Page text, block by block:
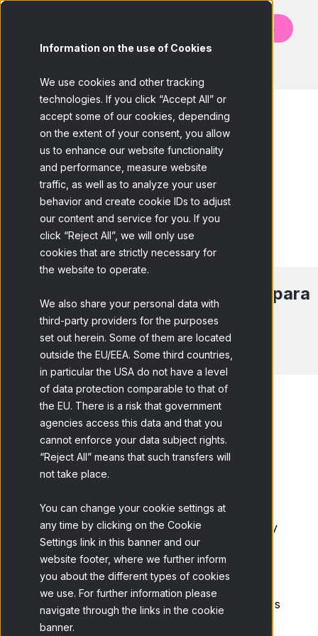
Information on the use of Cookies
We use cookies and other tracking
technologies. If you click “Accept All” or
accept some of our cookies, depending
on the extent of your consent, you allow
us to enhance our website functionality
and performance, measure website
traffic, as well as to analyze your user
behavior and create cookie IDs to adjust
our content and service for you. If you
click “Reject All”, we will only use
cookies that are strictly necessary for
the website to operate.
We also share your personal data with
third-party providers for the purposes
set out herein. Some of them are located
outside the EU/EEA. Some third countries,
in particular the USA do not have a level
of data protection comparable to that of
the EU. There is a risk that government
agencies access this data and that you
cannot enforce your data subject rights.
“Reject All” means that such transfers will
not take place.
You can change your cookie settings at
any time by clicking on the Cookie
Settings link in this banner and our
website footer, where we further inform
you about the different types of cookies
we use. For further information please
navigate through the links in the cookie
banner.
Contáctanos
Gapminder: Gráficos dinámicos para
analizar datos
Home Blog Gapminder: Gráficos...
gubernamental sueca cuyo fin es promover
el desarrollo global, analizando estadísticas y
cualquier otra información global mediante
software libre. Su director Hans Rosling
fascinó al mundo con una
TED en la que mostró con gráficos dinámicos
como evolucionan los países en términos de